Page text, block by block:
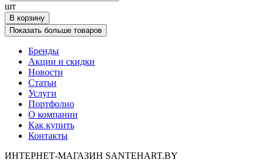
шт
В корзину
Показать больше товаров
Бренды
Акции и скидки
Новости
Статьи
Услуги
Портфолио
О компании
Как купить
Контакты
ИНТЕРНЕТ-МАГАЗИН SANTEHART.BY